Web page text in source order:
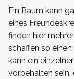
Ein Baum kann
eines
finden hier
schaffen so
kann ein
vorbehalten sein;